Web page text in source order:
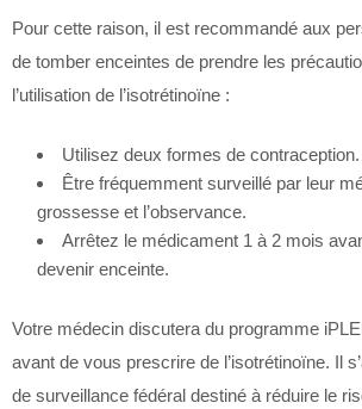
Pour cette raison, il est recommandé aux
de tomber enceintes de prendre les
l’utilisation de l’isotrétinoïne :
Utilisez deux formes de contraception.
Être fréquemment surveillé par leur
grossesse et l’observance.
Arrêtez le médicament 1 à 2 mois
devenir enceinte.
Votre médecin discutera du programme
avant de vous prescrire de l’isotrétinoïne. Il
de surveillance fédéral destiné à réduire le